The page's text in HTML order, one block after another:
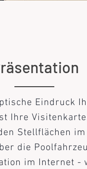
Eindruck
Ihre
Stellflächen im
die
im Internet -